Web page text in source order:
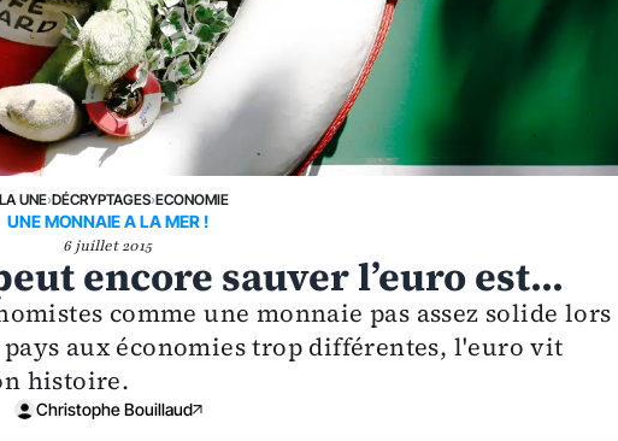
UNE›DÉCRYPTAGES›ECONOMIE
UNE MONNAIE A LA MER !
6 juillet 2015
encore sauver l’euro est...
comme une monnaie pas assez solide lors
aux économies trop différentes, l'euro vit
histoire.
Christophe Bouillaud